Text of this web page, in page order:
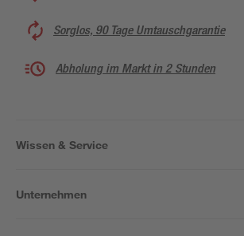
Sorglos, 90 Tage Umtauschgarantie
Abholung im Markt in 2 Stunden
Wissen & Service
Unternehmen